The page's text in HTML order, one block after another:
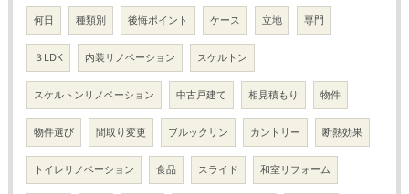
何日 種類別 後悔ポイント ケース 立地 専門
３LDK 内装リノベーション スケルトン
スケルトンリノベーション 中古戸建て 相見積もり 物件
物件選び 間取り変更 ブルックリン カントリー 断熱効果
トイレリノベーション 食品 スライド 和室リフォーム